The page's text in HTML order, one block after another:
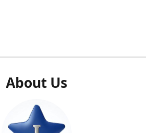
About Us